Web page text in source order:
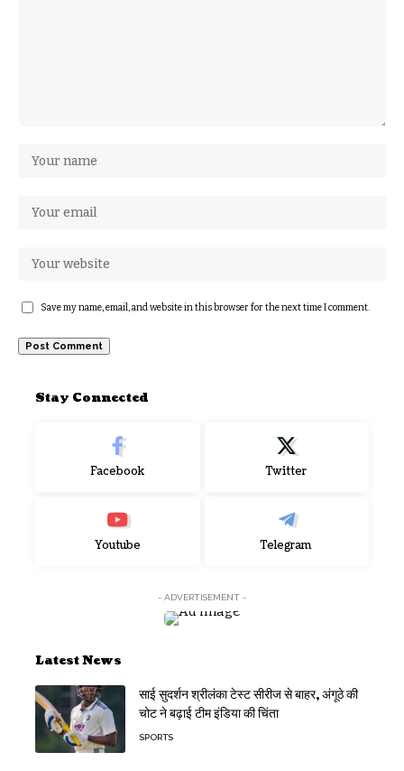
Save my name, email, and website in this browser for the next time I comment.
Stay Connected
Facebook Twitter
Youtube Telegram
- ADVERTISEMENT -
Latest News
साई सुदर्शन श्रीलंका टेस्ट सीरीज से बाहर, अंगूठे की
चोट ने बढ़ाई टीम इंडिया की चिंता
SPORTS